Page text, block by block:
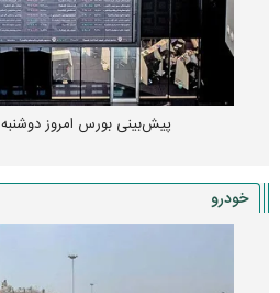
پیش‌بینی بورس امروز دوشنبه ۱۲ مرداد ماه ۱۴۰۵
خودرو